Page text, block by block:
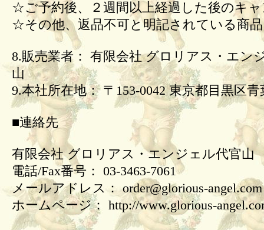
☆ご予約後、２週間以上経過した後のキ
☆その他、返品不可と明記されている商
8.販売業者： 有限会社 グロリアス・エン
山
9.本社所在地： 〒153-0042 東京都目黒区青
■連絡先
有限会社 グロリアス・エンジェル代官山
電話/Fax番号： 03-3463-7061
メールアドレス： order@glorious-angel.com
ホームページ： http://www.glorious-